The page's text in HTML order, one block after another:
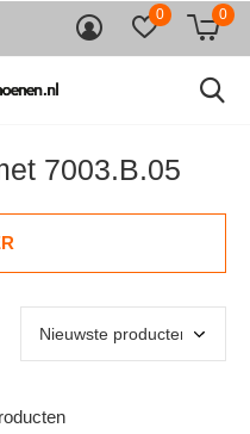
0 0
7003.B.05